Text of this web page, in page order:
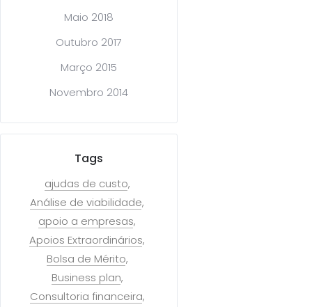
Maio 2018
Outubro 2017
Março 2015
Novembro 2014
Tags
ajudas de custo
Análise de viabilidade
apoio a empresas
Apoios Extraordinários
Bolsa de Mérito
Business plan
Consultoria financeira